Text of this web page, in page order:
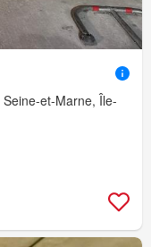
et-Marne, Île-